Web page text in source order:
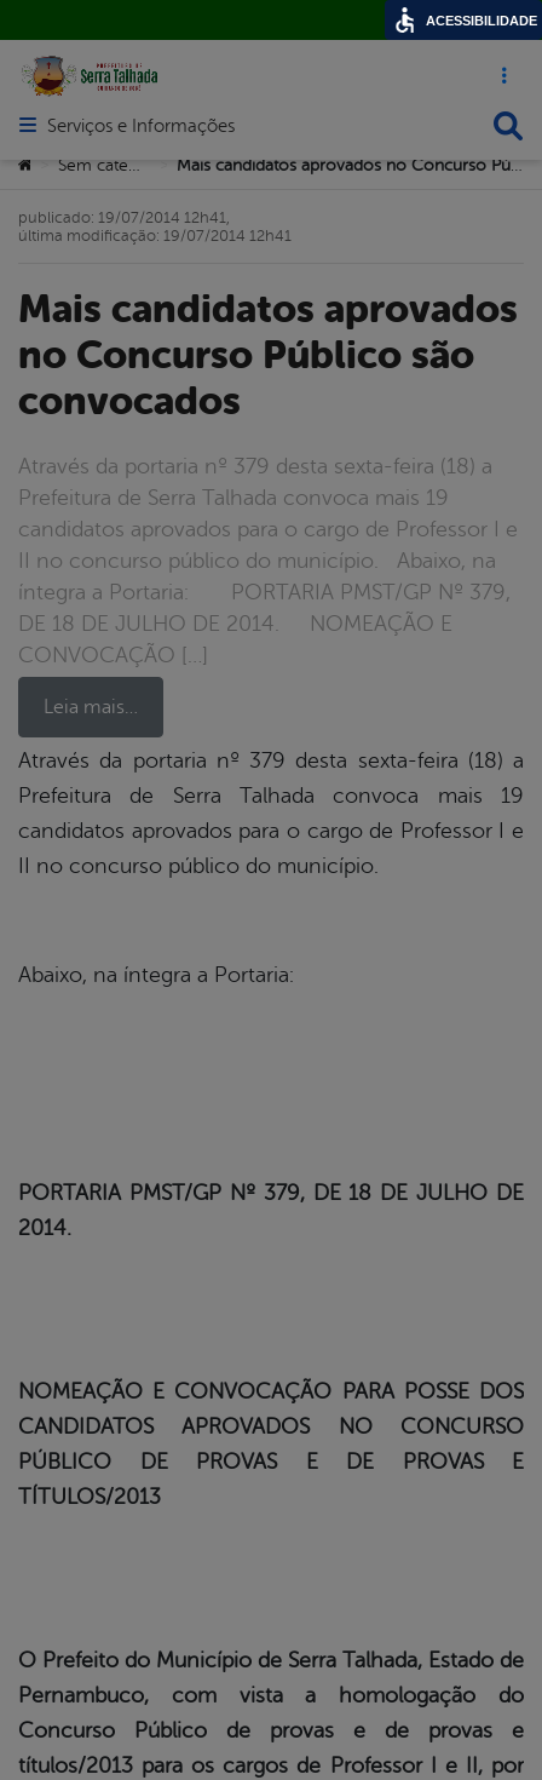
Acesso
Abrir menu principal de navegação
Serviços e Informações
Você está aqui:
> >
Mais candidatos aprovados
no Concurso Público são
convocados
Através da portaria nº 379 desta sexta-feira (18) a
Prefeitura de Serra Talhada convoca mais 19
candidatos aprovados para o cargo de Professor I e
II no concurso público do município. Abaixo, na
íntegra a Portaria: PORTARIA PMST/GP Nº 379,
DE 18 DE JULHO DE 2014. NOMEAÇÃO E
CONVOCAÇÃO […]
Leia mais…
publicado: 19/07/2014 12h41,
última modificação: 19/07/2014 12h41
Através da portaria nº 379 desta sexta-feira (18) a
Prefeitura de Serra Talhada convoca mais 19
candidatos aprovados para o cargo de Professor I e
II no concurso público do município.
Abaixo, na íntegra a Portaria:
PORTARIA PMST/GP Nº 379, DE 18 DE JULHO DE
2014.
NOMEAÇÃO E CONVOCAÇÃO PARA POSSE DOS
CANDIDATOS APROVADOS NO CONCURSO
PÚBLICO DE PROVAS E DE PROVAS E
TÍTULOS/2013
O Prefeito do Município de Serra Talhada, Estado de
Pernambuco, com vista a homologação do
Concurso Público de provas e de provas e
títulos/2013 para os cargos de Professor I e II, por
ACESSIBILIDADE